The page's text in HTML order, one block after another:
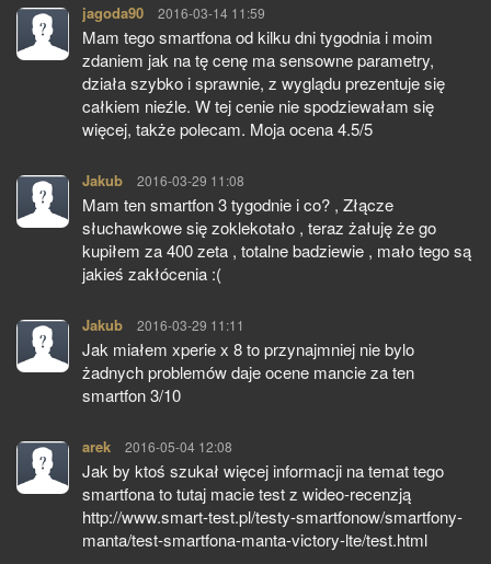
jagoda90 pisze:
2016-03-14 11:59
Mam tego smartfona od kilku dni tygodnia i moim
zdaniem jak na tę cenę ma sensowne parametry,
działa szybko i sprawnie, z wyglądu prezentuje się
całkiem nieźle. W tej cenie nie spodziewałam się
więcej, także polecam. Moja ocena 4.5/5
Jakub pisze:
2016-03-29 11:08
Mam ten smartfon 3 tygodnie i co? , Złącze
słuchawkowe się zoklekotało , teraz żałuję że go
kupiłem za 400 zeta , totalne badziewie , mało tego są
jakieś zakłócenia :(
Jakub pisze:
2016-03-29 11:11
Jak miałem xperie x 8 to przynajmniej nie bylo
żadnych problemów daje ocene mancie za ten
smartfon 3/10
arek pisze:
2016-05-04 12:08
Jak by ktoś szukał więcej informacji na temat tego
smartfona to tutaj macie test z wideo-recenzją
http://www.smart-test.pl/testy-smartfonow/smartfony-
manta/test-smartfona-manta-victory-lte/test.html